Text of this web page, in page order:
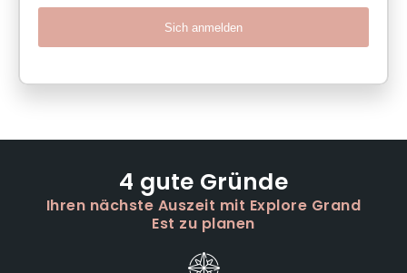
Sich anmelden
4 gute Gründe
Ihren nächste Auszeit mit Explore Grand
Est zu planen